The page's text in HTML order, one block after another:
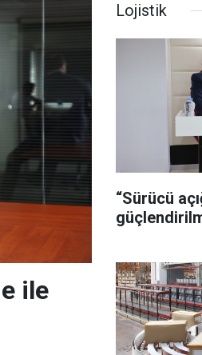
ile
Lojistik
“Sürücü